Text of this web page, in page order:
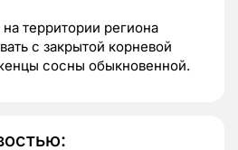
территории региона
с закрытой корневой
сосны обыкновенной.